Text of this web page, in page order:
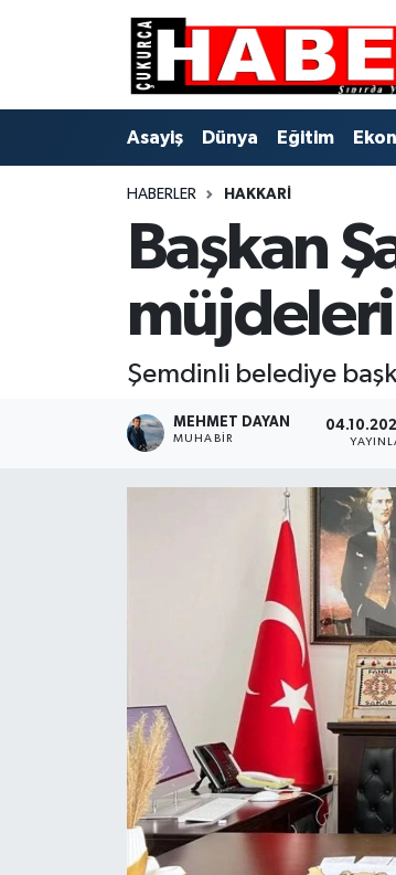
Asayiş Dünya Eğitim
HABERLER HAKKARI
Başkan
müjdeleri
Şemdinli belediye
MEHMET DAYAN
MUHABIR
Gündem
Hakkari
Hava Durumu
Trafik Durumu
Süper Lig Puan Durumu ve Fikstür
Tüm Manşetler
Son Dakika Haberleri
Haber Arşivi